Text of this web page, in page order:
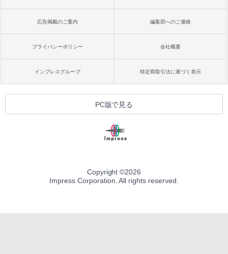
広告掲載のご案内 編集部へのご連絡
プライバシーポリシー 会社概要
インプレスグループ 特定商取引法に基づく表示
PC版で見る
Copyright ©2026
Impress Corporation. All rights reserved.